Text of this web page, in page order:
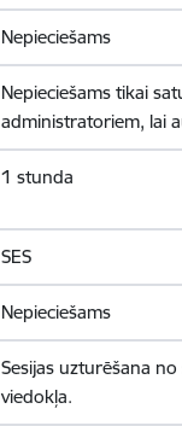
Nepieciešams
Nepieciešams tikai
administratoriem, lai
1 stunda
SES
Nepieciešams
Sesijas uzturēšana
viedokļa.